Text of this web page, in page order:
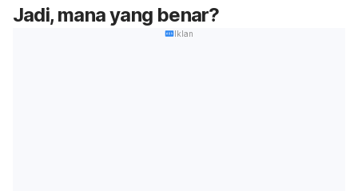
Jadi, mana yang benar?
Iklan